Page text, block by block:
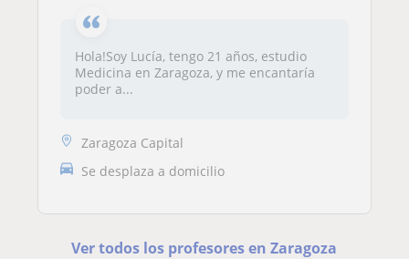
Hola!Soy Lucía, tengo 21 años, estudio
Medicina en Zaragoza, y me encantaría
poder a...
Zaragoza Capital
Se desplaza a domicilio
Ver todos los profesores en Zaragoza